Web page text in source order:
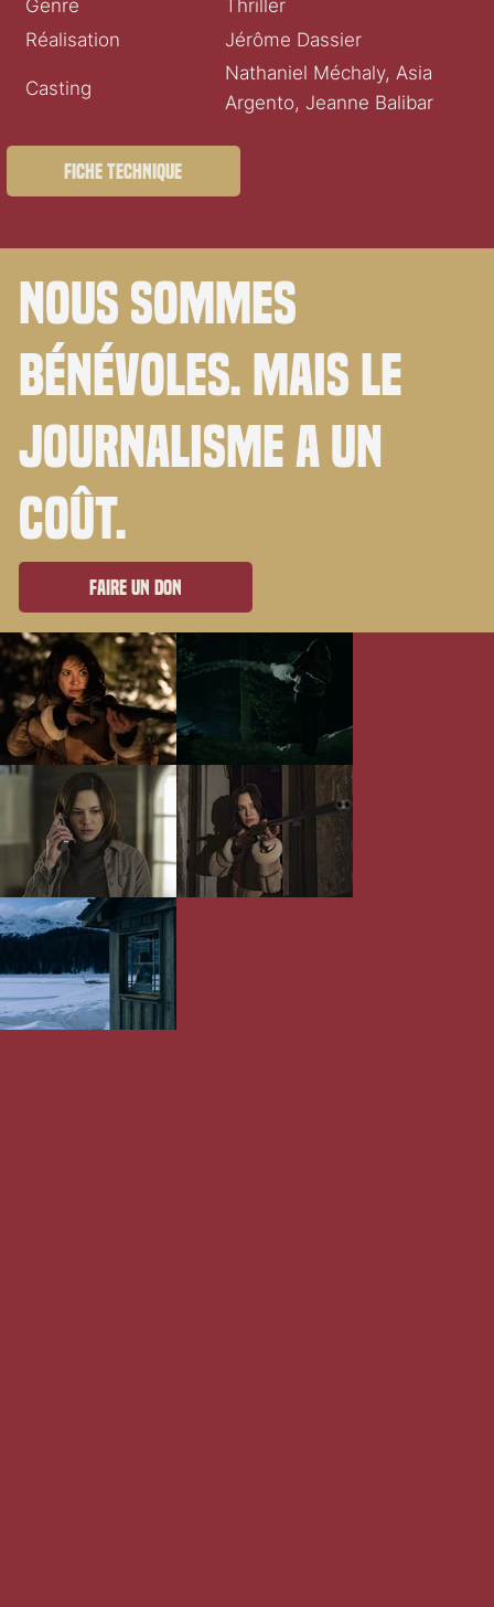
Genre
Thriller
Réalisation
Jérôme Dassier
Casting
Nathaniel Méchaly, Asia
Argento, Jeanne Balibar
Fiche technique
Nous sommes
bénévoles. Mais le
journalisme a un
coût.
Faire un don